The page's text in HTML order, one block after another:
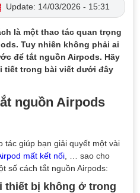
Update: 14/03/2026 - 15:31
là một thao tác quan trọng
Tuy nhiên không phải ai
để tắt nguồn Airpods. Hãy
tiết trong bài viết dưới đây
nguồn Airpods
tác giúp bạn giải quyết một vài
mất kết nối, … sao cho
số cách tắt nguồn Airpods:
thiết bị không ở trong